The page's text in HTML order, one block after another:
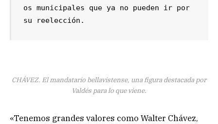
os municipales que ya no pueden ir por
su reelección.
CHÁVEZ. El mandatario bellavistense, una figura destacada por
Valdés para lo que viene.
«Tenemos grandes valores como Walter Chávez,